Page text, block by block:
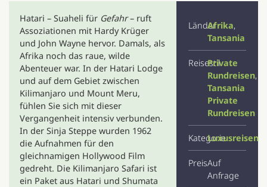
Hatari – Suaheli für Gefahr– ruft
Assoziationen mit Hardy Krüger
und John Wayne hervor. Damals, als
Afrika noch das raue, wilde
Abenteuer war. In der Hatari Lodge
und auf dem Gebiet zwischen
Kilimanjaro und Mount Meru,
fühlen Sie sich mit dieser
Vergangenheit intensiv verbunden.
In der Sinja Steppe wurden 1962
die Aufnahmen für den
gleichnamigen Hollywood Film
gedreht. Die Kilimanjaro Safari ist
ein Paket aus Hatari und Shumata
LänderAfrika,
Tansania
ReisestilPrivate
Rundreisen,
Tansania
Private
Rundreisen
KategorieLuxusreisen
PreisAuf
Anfrage